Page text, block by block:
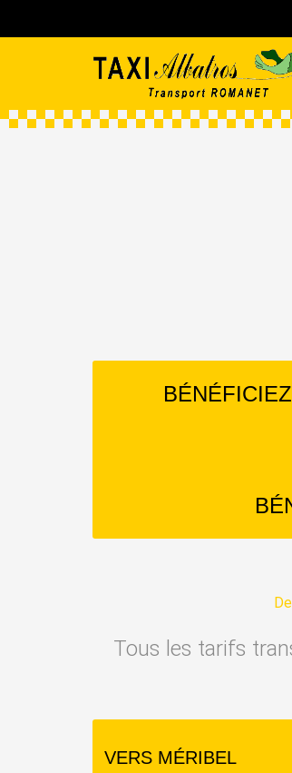
Tous les tarifs
VERS MÉRIBEL